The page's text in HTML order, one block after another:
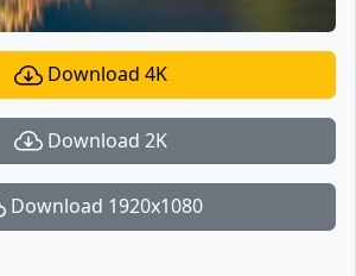
Download 4K
Download 2K
Download 1920x1080